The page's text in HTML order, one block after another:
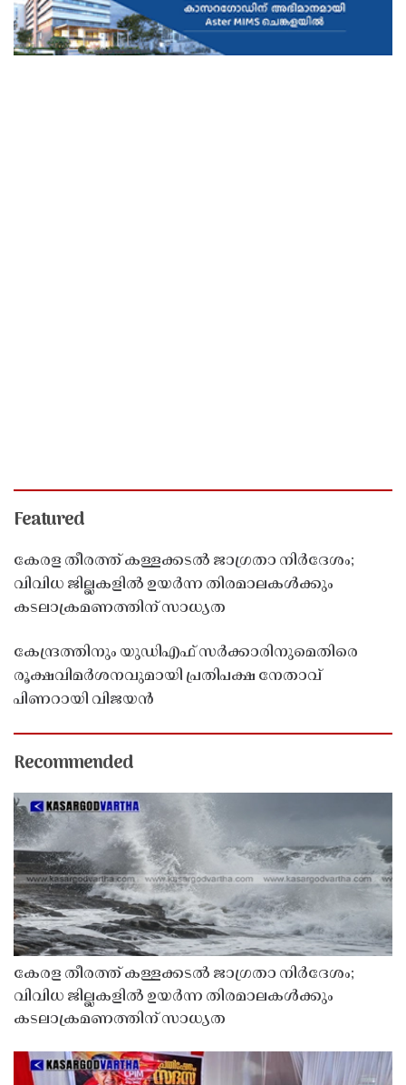
Featured
കേരള തീരത്ത് കള്ളക്കടൽ ജാഗ്രതാ നിർദേശം;
വിവിധ ജില്ലകളിൽ ഉയർന്ന തിരമാലകൾക്കും
കടലാക്രമണത്തിന് സാധ്യത
കേന്ദ്രത്തിനും യുഡിഎഫ് സർക്കാരിനുമെതിരെ
രൂക്ഷവിമർശനവുമായി പ്രതിപക്ഷ നേതാവ്
പിണറായി വിജയൻ
Recommended
കേരള തീരത്ത് കള്ളക്കടൽ ജാഗ്രതാ നിർദേശം;
വിവിധ ജില്ലകളിൽ ഉയർന്ന തിരമാലകൾക്കും
കടലാക്രമണത്തിന് സാധ്യത